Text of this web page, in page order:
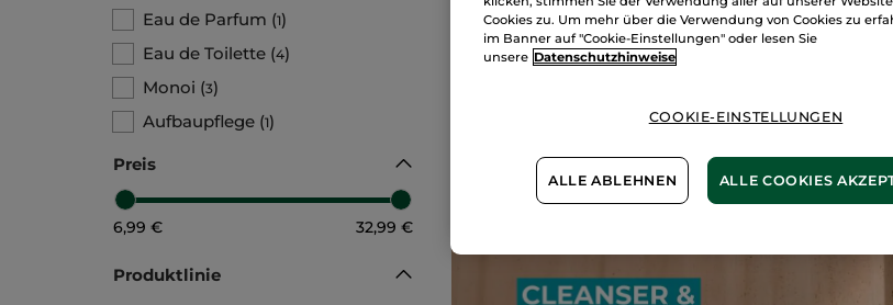
Eau de Parfum (1)
Eau de Toilette (4)
Monoi (3)
Aufbaupflege (1)
Preis
6,99 € 32,99 €
Produktlinie
Spritzig & Pudrig
1 Stück
(172)
IN DEN
WARENKORB
d'été Monoi
Flakon 100 ml
19,99€ 24,99€
IN DEN
WARENKORB
Cookies zu. Um mehr über die Verwendung von Cookies zu
im Banner auf "Cookie-Einstellungen" oder lesen Sie
unsere Datenschutzhinweise
COOKIE-EINSTELLUNGEN
ALLE ABLEHNEN ALLE COOKIES